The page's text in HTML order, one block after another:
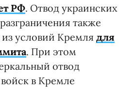
РФ. Отвод украинских
также
условий Кремля для
. При этом
отвод
в Кремле